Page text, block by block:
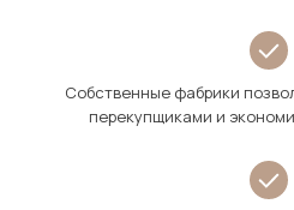
Собственные фабрики
перекупщиками и